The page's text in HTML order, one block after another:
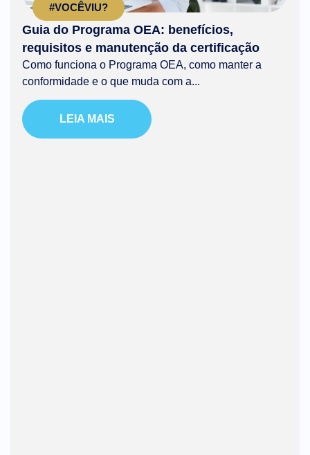
#VOCÊVIU?
Guia do Programa OEA: benefícios,
requisitos e manutenção da certificação
Como funciona o Programa OEA, como manter a
conformidade e o que muda com a...
LEIA MAIS